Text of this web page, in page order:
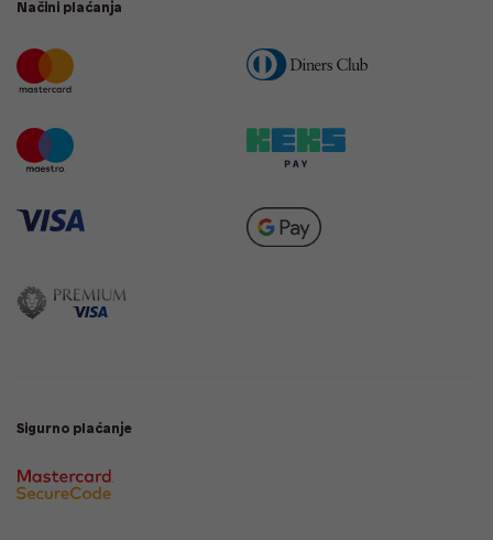
Načini plaćanja
Sigurno plaćanje